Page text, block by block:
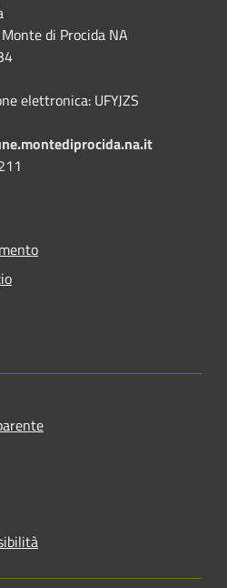
di Procida NA
elettronica: UFYJZS